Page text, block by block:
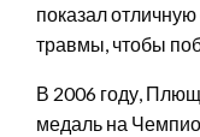
показал
травмы, чтобы
В 2006 году,
медаль на